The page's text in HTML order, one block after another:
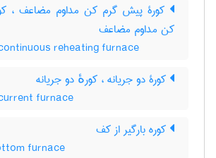
کورۀ پیش گرم کن مداوم مضاعف ،
کن مداوم مضاعف
reheating furnace
کورۀ دو جریانه ، کورهٔ دو جریانه
furnace
کوره بارگیر از کف
furnace